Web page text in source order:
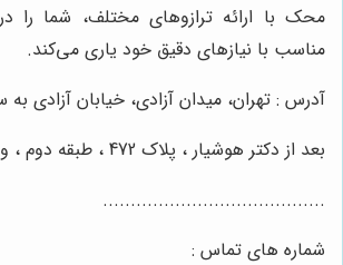
محک با ارائه ترازوهای مختلف، شما را
مناسب با نیازهای دقیق خود یاری می‌کند.
آدرس : تهران، میدان آزادی، خیابان آزادی
بعد از دکتر هوشیار ، پلاک 472 ، طبقه دوم ، واحد 6
........................................
شماره های تماس :